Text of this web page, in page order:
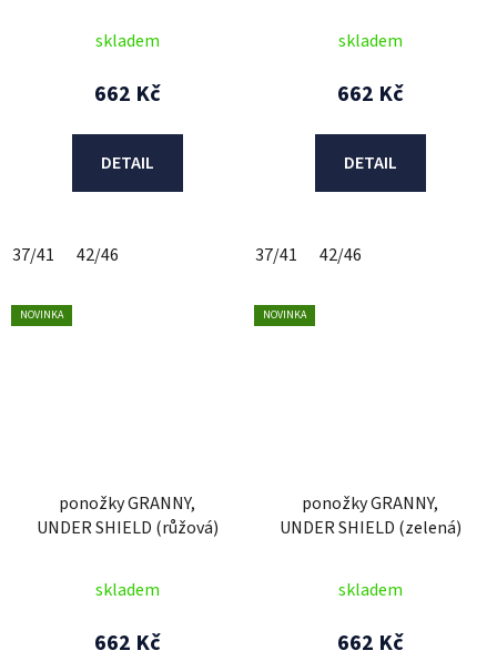
skladem
662 Kč
DETAIL
37/41 42/46
skladem
662 Kč
DETAIL
37/41 42/46
NOVINKA
ponožky GRANNY,
UNDER SHIELD (růžová)
skladem
662 Kč
NOVINKA
ponožky GRANNY,
UNDER SHIELD (zelená)
skladem
662 Kč